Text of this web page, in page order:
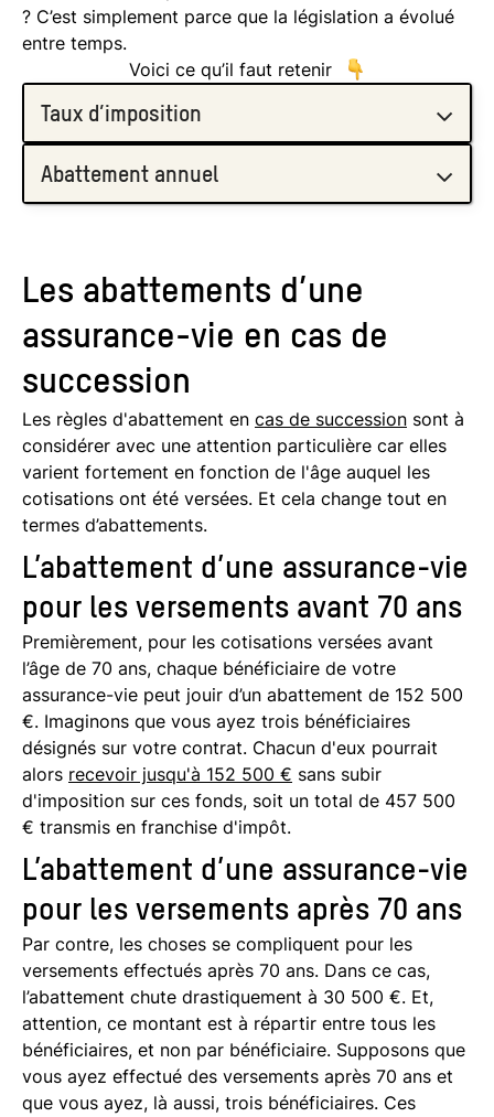
? C’est simplement parce que la législation a évolué
entre temps.
Voici ce qu’il faut retenir
Taux d’imposition
Avant le 27 septembre 2017
Après le 27 septembre 2017
7,5 % (jusqu’à 150 000 € de versements) 12,8 %
(pour les versements nets supérieurs à 150 000
€)
Abattement annuel
4 600 € pour une personne seule 9 200 € pour
un couple soumis à une imposition commune
Après le 27 septembre 2017
4 600 € pour une personne seule 9 200 € pour
un couple soumis à une imposition commune
Les abattements d’une
assurance-vie en cas de
succession
Les règles d'abattement en cas de succession sont à
considérer avec une attention particulière car elles
varient fortement en fonction de l'âge auquel les
cotisations ont été versées. Et cela change tout en
termes d’abattements.
L’abattement d’une assurance-vie
pour les versements avant 70 ans
Premièrement, pour les cotisations versées avant
l’âge de 70 ans, chaque bénéficiaire de votre
assurance-vie peut jouir d’un abattement de 152 500
€. Imaginons que vous ayez trois bénéficiaires
désignés sur votre contrat. Chacun d'eux pourrait
alors recevoir jusqu'à 152 500 € sans subir
d'imposition sur ces fonds, soit un total de 457 500
€ transmis en franchise d'impôt.
L’abattement d’une assurance-vie
pour les versements après 70 ans
Par contre, les choses se compliquent pour les
versements effectués après 70 ans. Dans ce cas,
l’abattement chute drastiquement à 30 500 €. Et,
attention, ce montant est à répartir entre tous les
bénéficiaires, et non par bénéficiaire. Supposons que
vous ayez effectué des versements après 70 ans et
que vous ayez, là aussi, trois bénéficiaires. Ces